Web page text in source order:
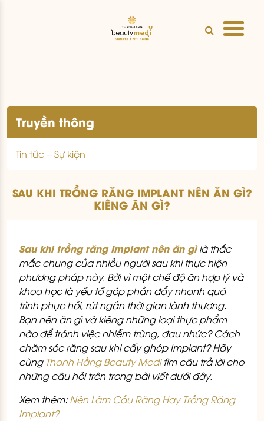
Truyền thông
Tin tức – Sự kiện
SAU KHI TRỒNG RĂNG IMPLANT NÊN ĂN GÌ?
KIÊNG ĂN GÌ?
Sau khi trồng răng Implant nên ăn gìlà thắc
mắc chung của nhiều người sau khi thực hiện
phương pháp này. Bởi vì một chế độ ăn hợp lý và
khoa học là yếu tố góp phần đẩy nhanh quá
trình phục hồi, rút ngắn thời gian lành thương.
Bạn nên ăn gì và kiêng những loại thực phẩm
nào để tránh việc nhiễm trùng, đau nhức? Cách
chăm sóc răng sau khi cấy ghép Implant? Hãy
cùng Thanh Hằng Beauty Meditìm câu trả lời cho
những câu hỏi trên trong bài viết dưới đây.
Xem thêm:Nên Làm Cầu Răng Hay Trồng Răng
Implant?